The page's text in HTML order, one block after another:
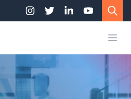
InstagramTwitterLinkedInYouTube